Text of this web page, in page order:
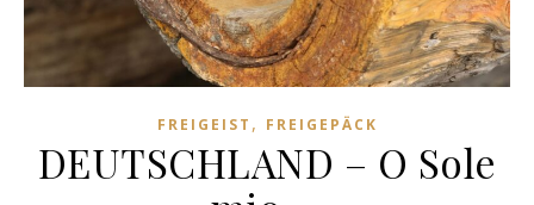
FREIGEIST , FREIGEPÄCK
DEUTSCHLAND – O Sole